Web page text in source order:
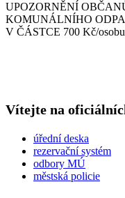
UPOZORNĚNÍ
KOMUNÁLNÍHO
V ČÁSTCE 700 Kč/osobu
Vítejte na
úřední deska
rezervační systém
odbory MÚ
městská policie